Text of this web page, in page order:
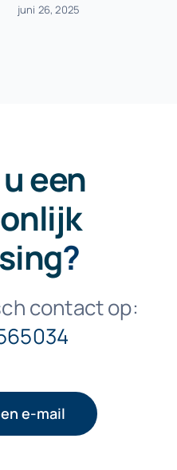
juni 26, 2025
een
?
contact op:
e-mail